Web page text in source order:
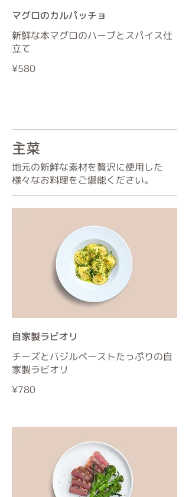
マグロのカルパッチョ
新鮮な本マグロのハーブとスパイス仕
立て
¥580
主菜
地元の新鮮な素材を贅沢に使用した
様々なお料理をご堪能ください。
自家製ラビオリ
チーズとバジルペーストたっぷりの自
家製ラビオリ
¥780